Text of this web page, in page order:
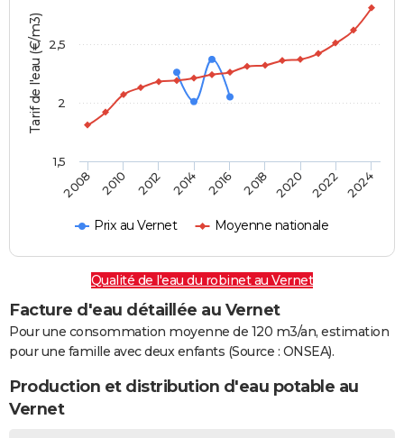
Tarif de l'eau (€/m3)
Prix au Vernet Moyenne nationale
2008 2010 2012 2014 2016 2018 2020 2022 2024
2
2,5
1,5
Qualité de l'eau du robinet au Vernet
Facture d'eau détaillée au Vernet
Pour une consommation moyenne de 120 m3/an, estimation
pour une famille avec deux enfants (Source : ONSEA).
Production et distribution d'eau potable au
Vernet